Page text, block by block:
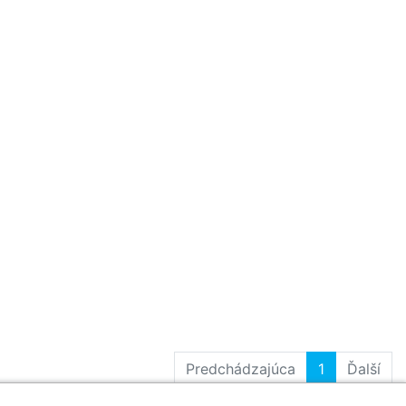
Predchádzajúca 1 Ďalší